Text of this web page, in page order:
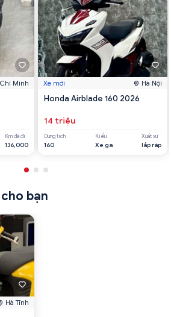
Minh
Km đã đi
136,000
Xe mới Hà Nội
Honda Airblade 160 2026
14 triệu
Dung tích
160
Kiểu
Xe ga
Xuất xứ
lắp ráp
bạn
Hà Tĩnh